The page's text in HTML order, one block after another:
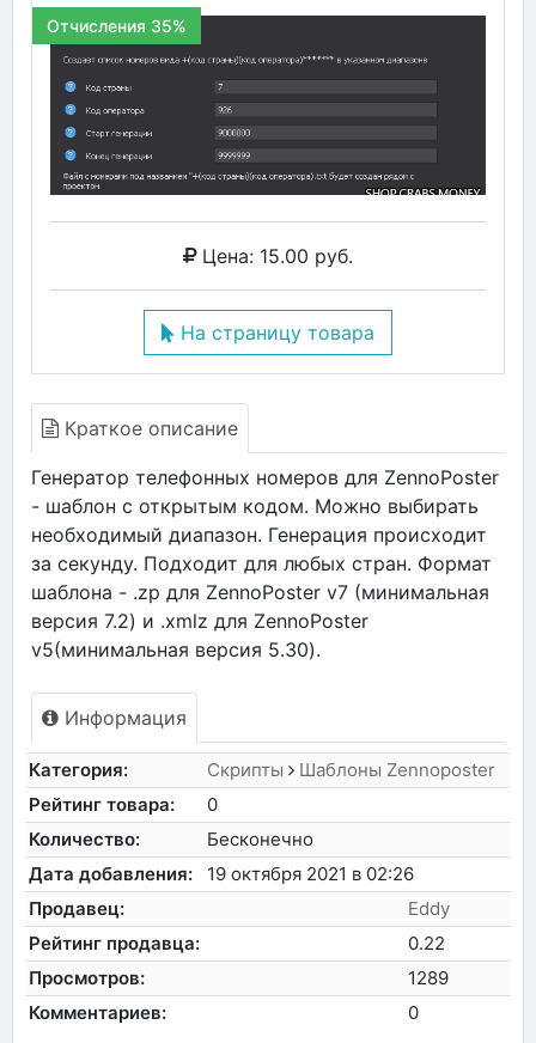
Отчисления 35%
Цена: 15.00 руб.
На страницу товара
Краткое описание
Генератор телефонных номеров для ZennoPoster
- шаблон с открытым кодом. Можно выбирать
необходимый диапазон. Генерация происходит
за секунду. Подходит для любых стран. Формат
шаблона - .zp для ZennoPoster v7 (минимальная
версия 7.2) и .xmlz для ZennoPoster
v5(минимальная версия 5.30).
Информация
Категория: Скрипты
Шаблоны Zennoposter
Рейтинг товара:
0
Количество:
Бесконечно
Дата добавления:
19 октября 2021 в 02:26
Продавец:
Eddy
Рейтинг продавца:
0.22
Просмотров:
1289
Комментариев:
0